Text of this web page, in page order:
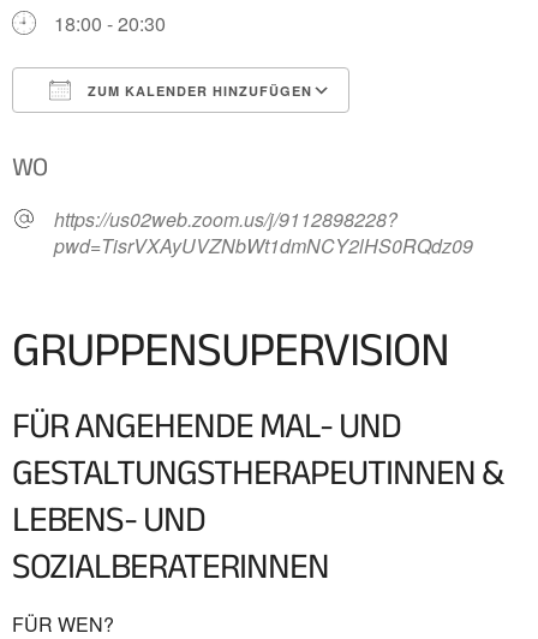
18:00 - 20:30
ZUM KALENDER HINZUFÜGEN
WO
https://us02web.zoom.us/j/9112898228?
pwd=TisrVXAyUVZNbWt1dmNCY2lHS0RQdz09
GRUPPENSUPERVISION
FÜR ANGEHENDE MAL- UND
GESTALTUNGSTHERAPEUTINNEN &
LEBENS- UND
SOZIALBERATERINNEN
FÜR WEN?